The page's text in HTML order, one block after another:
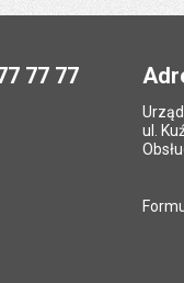
77 77
ul.